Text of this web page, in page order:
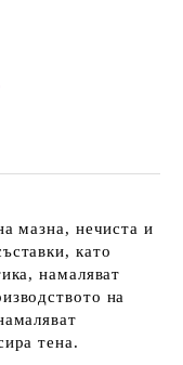
мазна, нечиста и
като
намаляват
на
тена.